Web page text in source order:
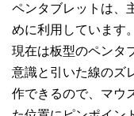
ペンタブレットは、
めに利用しています。
現在は板型のペンタ
意識と引いた線のズ
作できるので、マウ